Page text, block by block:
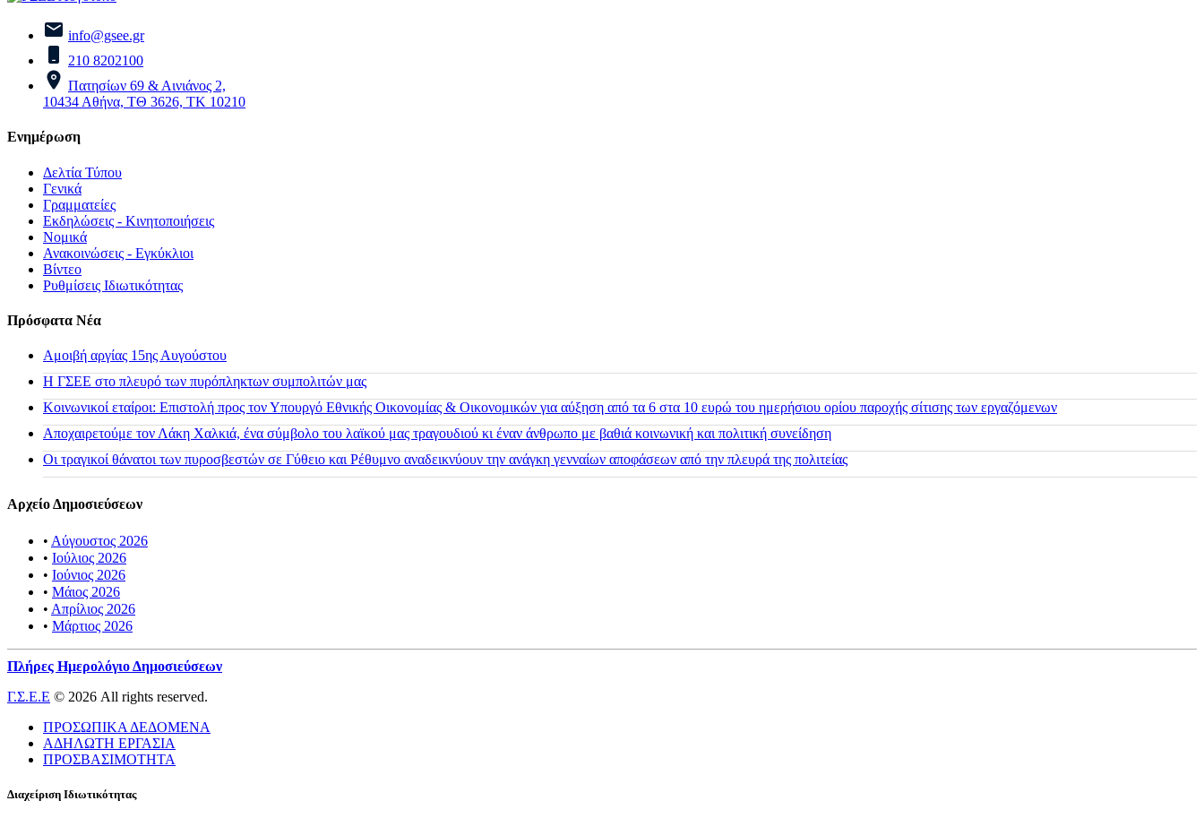
info@gsee.gr
210 8202100
Πατησίων 69 & Αινιάνος 2,
10434 Αθήνα, ΤΘ 3626, ΤΚ 10210
Ενημέρωση
Δελτία Τύπου
Γενικά
Γραμματείες
Εκδηλώσεις - Κινητοποιήσεις
Νομικά
Ανακοινώσεις - Εγκύκλιοι
Βίντεο
Ρυθμίσεις Ιδιωτικότητας
Πρόσφατα Νέα
Αμοιβή αργίας 15ης Αυγούστου
H ΓΣΕΕ στο πλευρό των πυρόπληκτων συμπολιτών μας
Κοινωνικοί εταίροι: Επιστολή προς τον Υπουργό Εθνικής Οικονομίας & Οικονομικών για αύξηση από τα 6 στα 10 ευρώ του ημερήσιου ορίου παροχής σίτισης των εργαζόμενων
Αποχαιρετούμε τον Λάκη Χαλκιά, ένα σύμβολο του λαϊκού μας τραγουδιού κι έναν άνθρωπο με βαθιά κοινωνική και πολιτική συνείδηση
Οι τραγικοί θάνατοι των πυροσβεστών σε Γύθειο και Ρέθυμνο αναδεικνύουν την ανάγκη γενναίων αποφάσεων από την πλευρά της πολιτείας
Αρχείο Δημοσιεύσεων
• Αύγουστος 2026
• Ιούλιος 2026
• Ιούνιος 2026
• Μάιος 2026
• Απρίλιος 2026
• Μάρτιος 2026
Πλήρες Ημερολόγιο Δημοσιεύσεων
Γ.Σ.Ε.Ε © 2026 All rights reserved.
ΠΡΟΣΩΠΙΚΑ ΔΕΔΟΜΕΝΑ
ΑΔΗΛΩΤΗ ΕΡΓΑΣΙΑ
ΠΡΟΣΒΑΣΙΜΟΤΗΤΑ
Διαχείριση Ιδιωτικότητας